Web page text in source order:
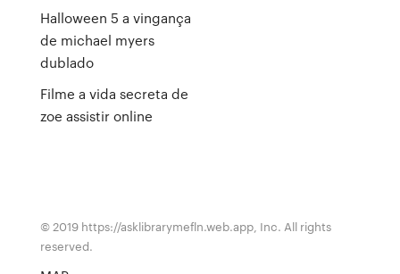
Halloween 5 a vingança
de michael myers
dublado
Filme a vida secreta de
zoe assistir online
© 2019 https://asklibrarymefln.web.app, Inc. All rights
reserved.